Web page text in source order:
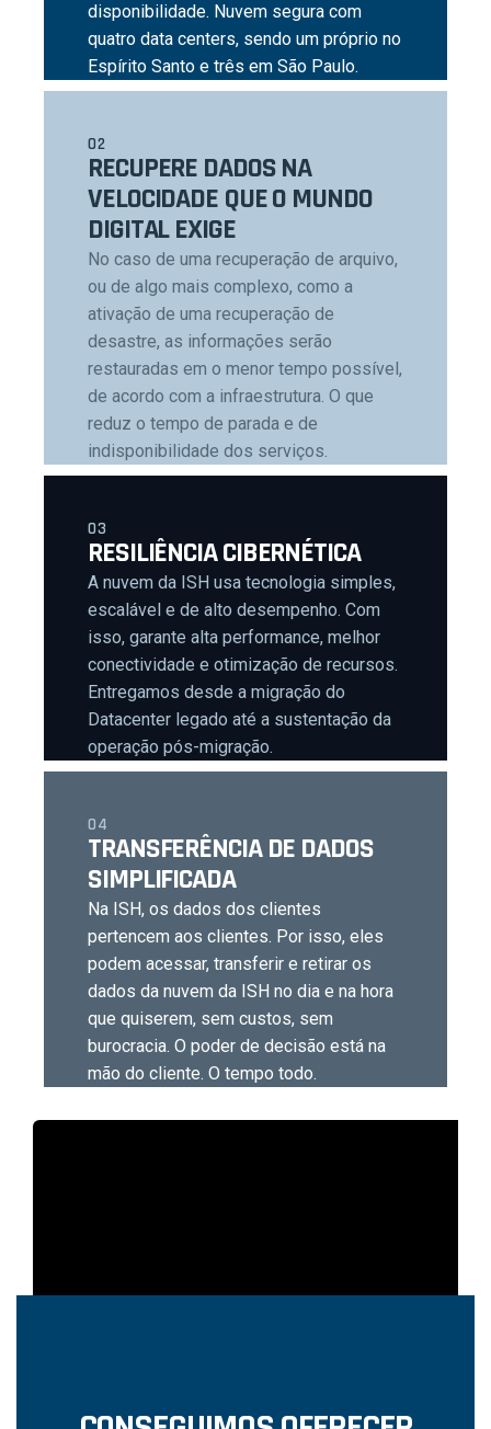
disponibilidade. Nuvem segura com
quatro data centers, sendo um próprio no
Espírito Santo e três em São Paulo.
02
RECUPERE DADOS NA
VELOCIDADE QUE O MUNDO
DIGITAL EXIGE
No caso de uma recuperação de arquivo,
ou de algo mais complexo, como a
ativação de uma recuperação de
desastre, as informações serão
restauradas em o menor tempo possível,
de acordo com a infraestrutura. O que
reduz o tempo de parada e de
indisponibilidade dos serviços.
03
RESILIÊNCIA CIBERNÉTICA
A nuvem da ISH usa tecnologia simples,
escalável e de alto desempenho. Com
isso, garante alta performance, melhor
conectividade e otimização de recursos.
Entregamos desde a migração do
Datacenter legado até a sustentação da
operação pós-migração.
04
TRANSFERÊNCIA DE DADOS
SIMPLIFICADA
Na ISH, os dados dos clientes
pertencem aos clientes. Por isso, eles
podem acessar, transferir e retirar os
dados da nuvem da ISH no dia e na hora
que quiserem, sem custos, sem
burocracia. O poder de decisão está na
mão do cliente. O tempo todo.